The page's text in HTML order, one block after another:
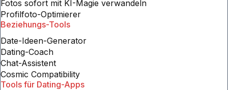
Fotos sofort mit KI-Magie verwandeln
Profilfoto-Optimierer
Beziehungs-Tools
Date-Ideen-Generator
Dating-Coach
Chat-Assistent
Cosmic Compatibility
Tools für Dating-Apps